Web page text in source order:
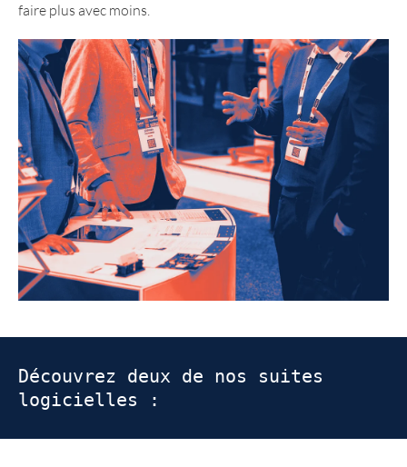
faire plus avec moins.
Découvrez deux de nos suites
logicielles :